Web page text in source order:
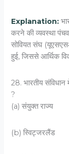
Explanation:
करने की व्यवस्था
सोवियत संघ
हुई, जिससे आर्थिक
28. भारतीय
?
(a) संयुक्त राज्य
(b) स्विट्जरलैंड